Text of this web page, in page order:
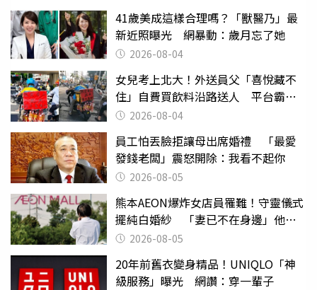
41歲美成這樣合理嗎？「獸醫乃」最
新近照曝光 網暴動：歲月忘了她
2026-08-04
女兒考上北大！外送員父「喜悅藏不
住」自費買飲料沿路送人 平台霸氣
幫付學費
2026-08-04
員工怕丟臉拒讓母出席婚禮 「最愛
發錢老闆」震怒開除：我看不起你
2026-08-05
熊本AEON爆炸女店員罹難！守靈儀式
擺純白婚紗 「妻已不在身邊」他淚
喊：無法想像
2026-08-05
20年前舊衣變身精品！UNIQLO「神
級服務」曝光 網讚：穿一輩子